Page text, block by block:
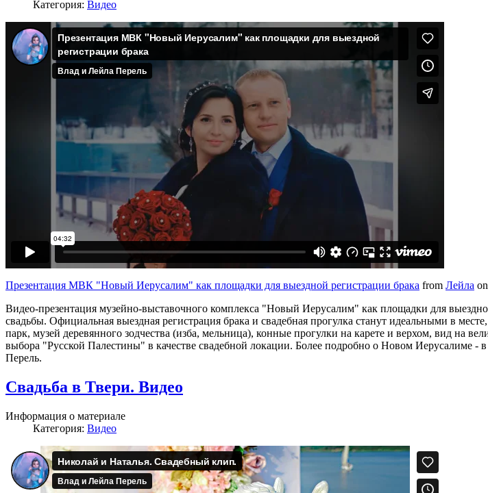
Категория: Видео
Презентация МВК "Новый Иерусалим" как площадки для выездной регистрации брака from Лейла on
Видео-презентация музейно-выставочного комплекса "Новый Иерусалим" как площадки для
свадьбы. Официальная выездная регистрация брака и свадебная прогулка станут идеальными в
парк, музей деревянного зодчества (изба, мельница), конные прогулки на карете и верхом, вид на
выбора "Русской Палестины" в качестве свадебной локации. Более подробно о Новом Иерусалиме
Перель.
Свадьба в Твери. Видео
Информация о материале
Категория: Видео